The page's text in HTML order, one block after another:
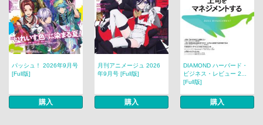
パッシュ！ 2026年9月号
[Full版]
購入
月刊アニメージュ 2026
年9月号 [Full版]
購入
DIAMOND ハーバード・
ビジネス・レビュー 2...
[Full版]
購入